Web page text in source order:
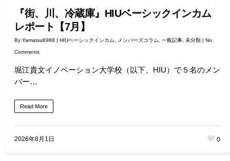
『街、川、冷蔵庫』HIUベーシックインカム
レポート【7月】
By Yamatsu6988 | HIUベーシックインカム メンバーズコラム 一般記事 未分類 | No
Comments
堀江貴文イノベーション大学校（以下、HIU）で５名のメン
バー…
Read More
2026年8月1日 0